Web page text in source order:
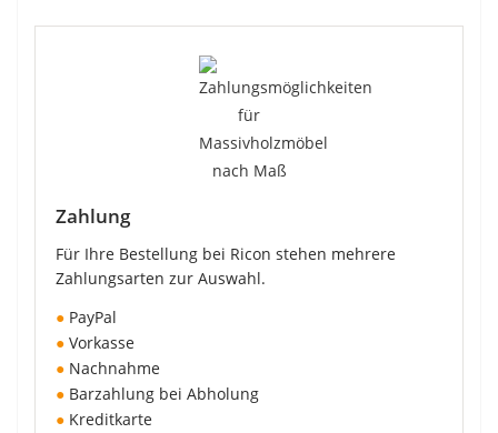
Zahlung
Für Ihre Bestellung bei Ricon stehen mehrere
Zahlungsarten zur Auswahl.
● PayPal
● Vorkasse
● Nachnahme
● Barzahlung bei Abholung
● Kreditkarte